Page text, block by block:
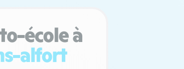
école à
alfort